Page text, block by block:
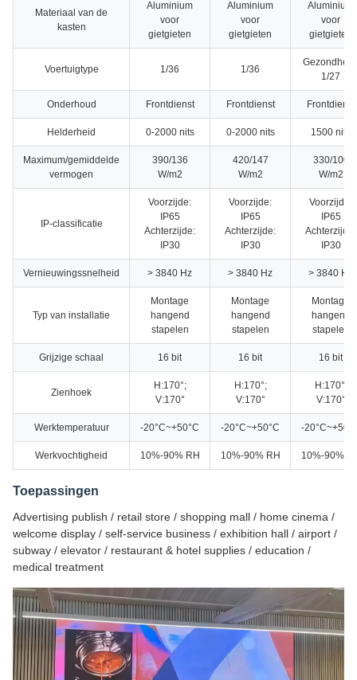
Materiaal van de
kasten
Aluminium
voor
gietgieten
Aluminium
voor
gietgieten
Aluminium
voor
gietgieten
Voertuigtype 1/36 1/36
1/27
Onderhoud Frontdienst Frontdienst Frontdienst
Helderheid 0-2000 nits 0-2000 nits 1500 nits
Maximum/gemiddelde
vermogen
390/136
W/m2
420/147
W/m2
330/100
W/m2
IP-classificatie
Voorzijde:
IP65
Achterzijde:
IP30
Voorzijde:
IP65
Achterzijde:
IP30
Voorzijde:
IP65
Achterzijde:
IP30
Vernieuwingssnelheid > 3840 Hz > 3840 Hz > 3840 Hz
Typ van installatie
Montage
hangend
stapelen
Montage
hangend
stapelen
Montage
hangend
stapelen
Grijzige schaal 16 bit 16 bit 16 bit
Zienhoek
H:170°;
V:170°
H:170°;
V:170°
H:170°;
V:170°
Werktemperatuur -20°C~+50°C -20°C~+50°C -
Werkvochtigheid 10%-90% RH 10%-90% RH 10%-90%
Toepassingen
Advertising publish / retail store / shopping mall / home cinema /
welcome display / self-service business / exhibition hall / airport /
subway / elevator / restaurant & hotel supplies / education /
medical treatment